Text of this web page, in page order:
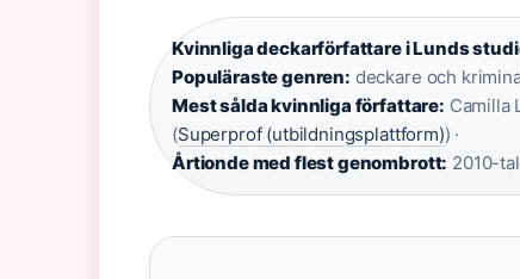
Kvinnliga deckarförfattare i Lunds
Populäraste genren: deckare och
Mest sålda kvinnliga författare: Camilla
(Superprof (utbildningsplattform)) ·
Årtionde med flest genombrott: 2010-